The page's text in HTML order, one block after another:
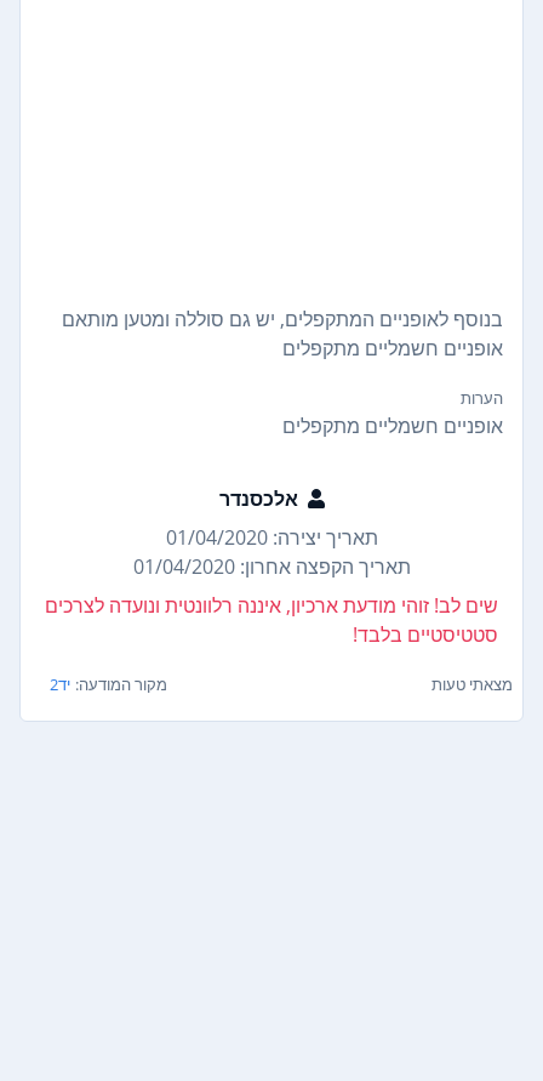
בנוסף לאופניים המתקפלים, יש גם סוללה ומטען מותאם
אופניים חשמליים מתקפלים
הערות
אופניים חשמליים מתקפלים
אלכסנדר
תאריך יצירה: 01/04/2020
תאריך הקפצה אחרון: 01/04/2020
שים לב! זוהי מודעת ארכיון, איננה רלוונטית ונועדה לצרכים
סטטיסטיים בלבד!
מצאתי טעות מקור המודעה: יד2